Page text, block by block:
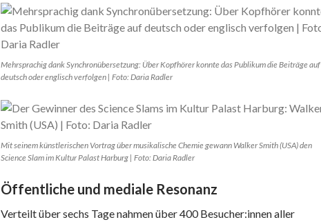
Mehrsprachig dank Synchronübersetzung: Über Kopfhörer konnte das Publikum die Beiträge auf
deutsch oder englisch verfolgen | Foto: Daria Radler
Mit seinem künstlerischen Vortrag über musikalische Chemie gewann Walker Smith (USA) den
Science Slam im Kultur Palast Harburg | Foto: Daria Radler
Öffentliche und mediale Resonanz
Verteilt über sechs Tage nahmen über 400 Besucher:innen aller